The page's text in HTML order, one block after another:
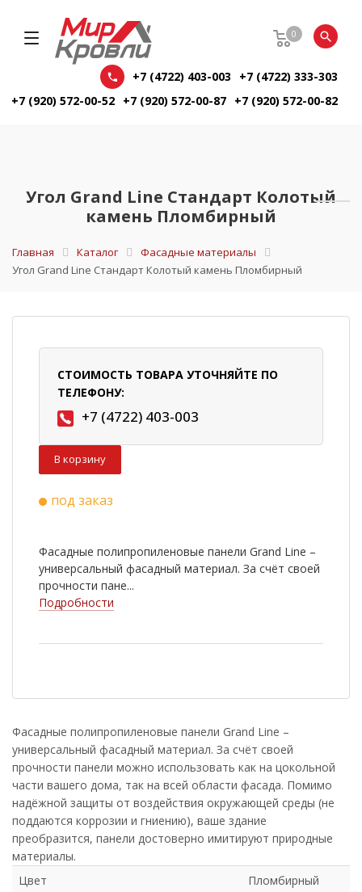
0
+7 (4722) 403-003
+7 (4722) 333-303
+7 (920) 572-00-52 +7 (920) 572-00-87 +7 (920) 572-00-82
Угол Grand Line Стандарт Колотый
камень Пломбирный
Главная Каталог
Фасадные материалы
Угол Grand Line Стандарт Колотый камень Пломбирный
СТОИМОСТЬ ТОВАРА УТОЧНЯЙТЕ ПО
ТЕЛЕФОНУ:
+7 (4722) 403-003
В корзину
под заказ
Фасадные полипропиленовые панели Grand Line –
универсальный фасадный материал. За счёт своей
прочности пане...
Подробности
Фасадные полипропиленовые панели Grand Line –
универсальный фасадный материал. За счёт своей
прочности панели можно использовать как на цокольной
части вашего дома, так на всей области фасада. Помимо
надёжной защиты от воздействия окружающей среды (не
поддаются коррозии и гниению), ваше здание
преобразится, панели достоверно имитируют природные
материалы.
Цвет
Пломбирный